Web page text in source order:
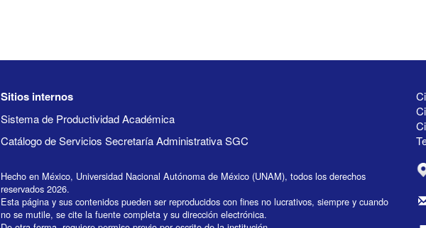
Sitios internos
Sistema de Productividad Académica
Catálogo de Servicios Secretaría Administrativa SGC
Hecho en México, Universidad Nacional Autónoma de México (UNAM), todos los derechos
reservados 2026.
Esta página y sus contenidos pueden ser reproducidos con fines no lucrativos, siempre y cuando
no se mutile, se cite la fuente completa y su dirección electrónica.